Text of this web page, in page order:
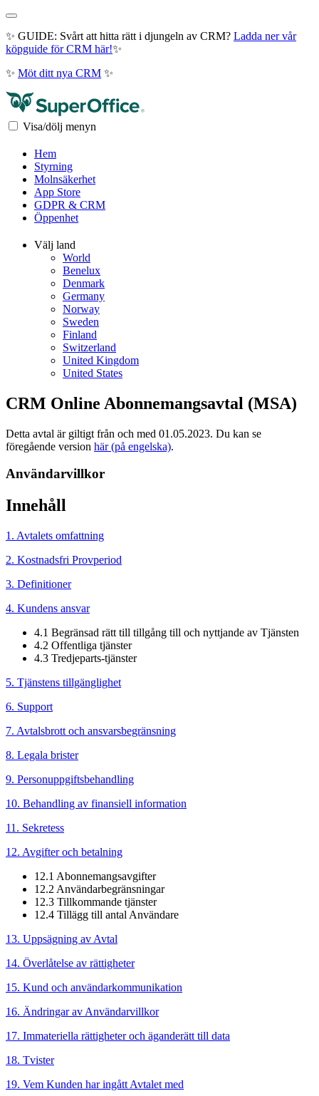
✨ GUIDE: Svårt att hitta rätt i djungeln av CRM? Ladda ner vår
köpguide för CRM här!✨
✨ Möt ditt nya CRM ✨
Visa/dölj menyn
Hem
Styrning
Molnsäkerhet
App Store
GDPR & CRM
Öppenhet
Välj land
World
Benelux
Denmark
Germany
Norway
Sweden
Finland
Switzerland
United Kingdom
United States
CRM Online Abonnemangsavtal (MSA)
Detta avtal är giltigt från och med 01.05.2023. Du kan se
föregående version här (på engelska).
Användarvillkor
Innehåll
1. Avtalets omfattning
2. Kostnadsfri Provperiod
3. Definitioner
4. Kundens ansvar
4.1 Begränsad rätt till tillgång till och nyttjande av Tjänsten
4.2 Offentliga tjänster
4.3 Tredjeparts-tjänster
5. Tjänstens tillgänglighet
6. Support
7. Avtalsbrott och ansvarsbegränsning
8. Legala brister
9. Personuppgiftsbehandling
10. Behandling av finansiell information
11. Sekretess
12. Avgifter och betalning
12.1 Abonnemangsavgifter
12.2 Användarbegränsningar
12.3 Tillkommande tjänster
12.4 Tillägg till antal Användare
13. Uppsägning av Avtal
14. Överlåtelse av rättigheter
15. Kund och användarkommunikation
16. Ändringar av Användarvillkor
17. Immateriella rättigheter och äganderätt till data
18. Tvister
19. Vem Kunden har ingått Avtalet med